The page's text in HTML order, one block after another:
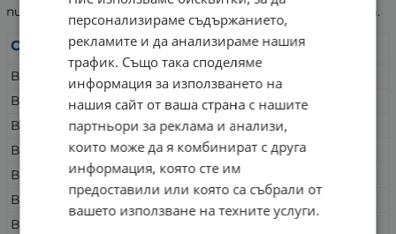
пиколинат, Селен, Цинков цитрат, Калциев карбонат.
Съдържание: в 1 таблетка
Витамин A
Витамин C
100 mg
Витамин D3
400 IU
Витамин E
100 mg
Витамин B1 (Тиамин)
Витамин B6
10 mg
Витамин B12
персонализираме съдържанието,
рекламите и да анализираме нашия
трафик. Също така споделяме
информация за използването на
нашия сайт от ваша страна с нашите
партньори за реклама и анализи,
които може да я комбинират с друга
информация, която сте им
предоставили или която са събрали от
вашето използване на техните услуги.